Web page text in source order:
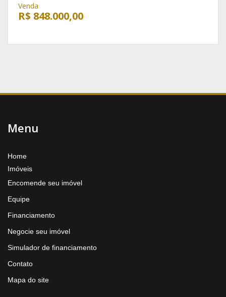
Venda
R$ 848.000,00
Menu
Home
Imóveis
Encomende seu imóvel
Equipe
Financiamento
Negocie seu imóvel
Simulador de financiamento
Contato
Mapa do site